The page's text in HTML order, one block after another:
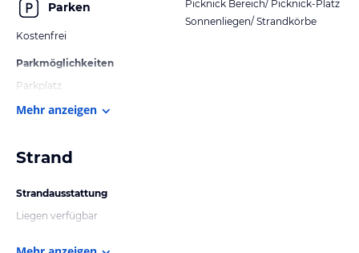
Parken
Kostenfrei
Parkmöglichkeiten
Parkplatz
Picknick Bereich/ Picknick-Platz
Sonnenliegen/ Strandkörbe
Mehr anzeigen
Strand
Strandausstattung
Liegen verfügbar